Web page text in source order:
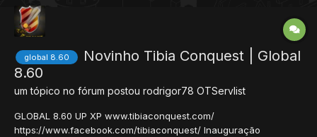
global 8.60
Novinho Tibia Conquest | Global
8.60
um tópico no fórum postou rodrigor78 OTServlist
GLOBAL 8.60 UP XP www.tibiaconquest.com/
https://www.facebook.com/tibiaconquest/ Inauguração